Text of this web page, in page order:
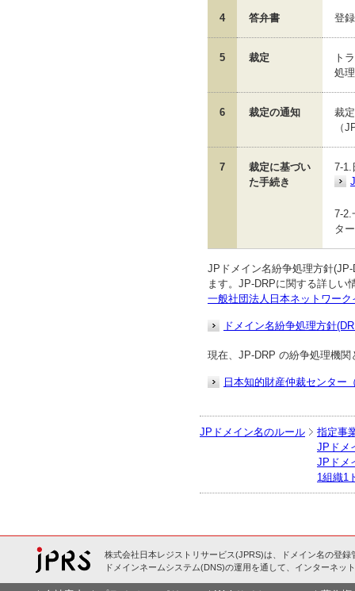
4 答弁書 登
5 裁定
ト
処
6 裁定の通知
裁
（
7
裁定に基づい
た手続き
7-1.
7-2.
タ
JPドメイン名紛争処理方針
ます。JP-DRPに関する詳しい
一般社団法人日本ネットワー
ドメイン名紛争処理方針
現在、JP-DRP の紛争処理機
日本知的財産仲裁センター
JPドメイン名のルール
指定事
JPドメ
JPドメ
1組織1
株式会社日本レジストリサービス(JPRS)は、ドメイン名の登録
ドメインネームシステム(DNS)の運用を通して、インターネッ